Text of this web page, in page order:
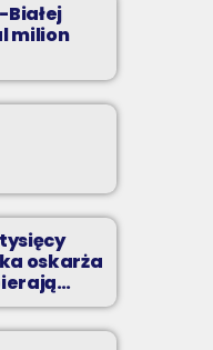
Białej
milion
oskarża